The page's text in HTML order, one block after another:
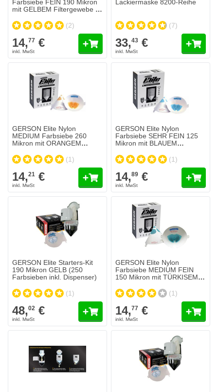
Farbsiebe FEIN 190 Mikron
mit GELBEM Filtergewebe je
(2)
14,77 €
Lackiermaske 8200-Reihe
(7)
33,43 €
GERSON Elite Nylon
MEDIUM Farbsiebe 260
Mikron mit ORANGEM
(1)
14,21 €
GERSON Elite Nylon
Farbsiebe SEHR FEIN 125
Mikron mit BLAUEM
(1)
14,89 €
GERSON Elite Starters-Kit
190 Mikron GELB (250
Farbsieben inkl. Dispenser)
(1)
48,02 €
GERSON Elite Nylon
Farbsiebe MEDIUM FEIN
150 Mikron mit TÜRKISEM
(1)
14,77 €